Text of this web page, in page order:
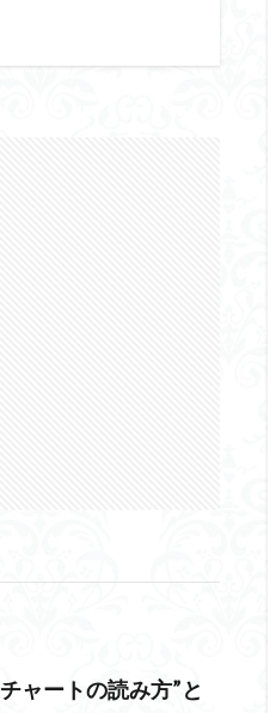
ャートの読み方”と